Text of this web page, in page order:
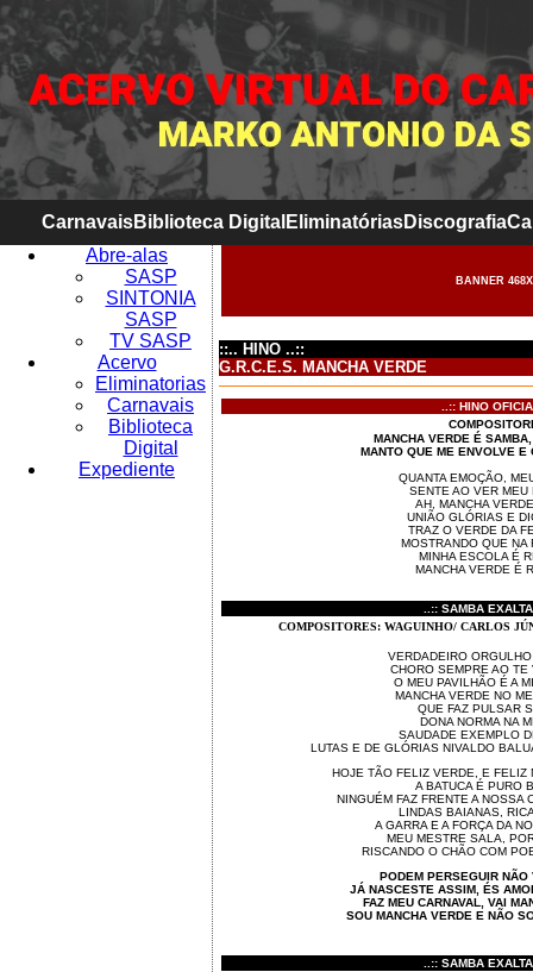
CarnavaisBiblioteca Digital EliminatóriasDiscografia
Abre-alas
SASP
SINTONIA
SASP
TV SASP
Acervo
Eliminatorias
Carnavais
Biblioteca
Digital
Expediente
BANNER
::.. HINO ..::
G.R.C.E.S. MANCHA VERDE
..:: HINO
MANCHA VERDE É
MANTO QUE ME ENVOLVE E
QUANTA EMOÇÃO,
SENTE AO VER MEU
AH, MANCHA
UNIÃO GLÓRIAS E
TRAZ O VERDE DA
MOSTRANDO QUE NA
MINHA ESCOLA É
MANCHA VERDE É
..:: SAMBA
COMPOSITORES: WAGUINHO/ CARLOS
VERDADEIRO
CHORO SEMPRE AO TE
O MEU PAVILHÃO É A
MANCHA VERDE NO
QUE FAZ PULSAR
DONA NORMA NA
SAUDADE EXEMPLO
LUTAS E DE GLÓRIAS NIVALDO
HOJE TÃO FELIZ VERDE, E FELIZ
A BATUCA É PURO
NINGUÉM FAZ FRENTE A NOSSA
LINDAS BAIANAS,
A GARRA E A FORÇA DA
MEU MESTRE SALA,
RISCANDO O CHÃO COM
PODEM PERSEGUIR NÃO
JÁ NASCESTE ASSIM, ÉS
FAZ MEU CARNAVAL, VAI
SOU MANCHA VERDE E NÃO
..:: SAMBA